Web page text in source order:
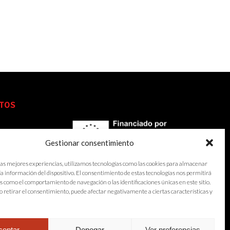
Gestionar consentimiento
mejores experiencias, utilizamos tecnologías como las cookies para almacenar
información del dispositivo. El consentimiento de estas tecnologías nos permitirá
como el comportamiento de navegación o las identificaciones únicas en este sitio.
retirar el consentimiento, puede afectar negativamente a ciertas características y